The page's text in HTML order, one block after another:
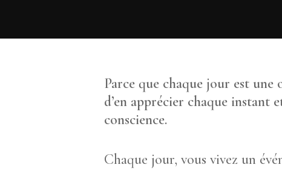
Parce que chaque jour est une
d’en apprécier chaque instant
conscience.
Chaque jour, vous vivez un